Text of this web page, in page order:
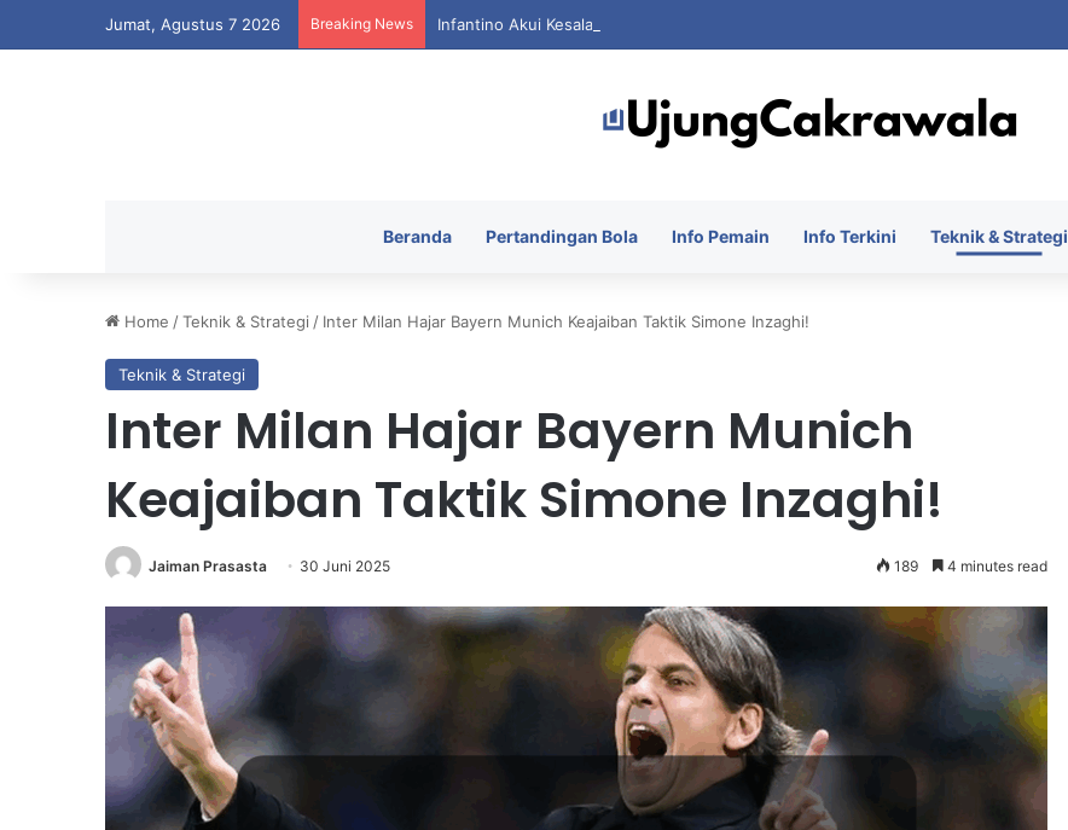
Jumat, Agustus 7 2026 Breaking News Infantino Akui Kesalahan Saat FIFA Dihantam Kontroversi Hak Komersial
Beranda Pertandingan Bola Info Pemain Info Terkini Teknik & Strategi
Home /Teknik & Strategi / Inter Milan Hajar Bayern Munich Keajaiban Taktik Simone Inzaghi!
Teknik & Strategi
Inter Milan Hajar Bayern Munich
Keajaiban Taktik Simone Inzaghi!
Jaiman Prasasta 30 Juni 2025 189 4 minutes read